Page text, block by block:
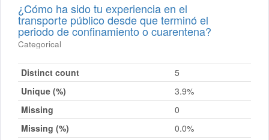
¿Cómo ha sido tu experiencia en el
transporte público desde que terminó el
periodo de confinamiento o cuarentena?
Categorical
Distinct count
5
Unique (%)
3.9%
Missing
0
Missing (%)
0.0%